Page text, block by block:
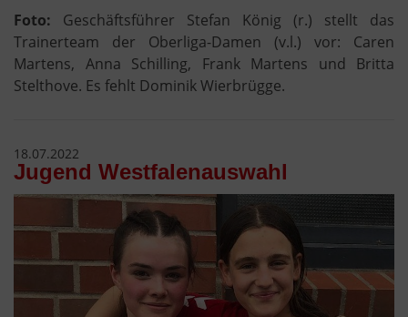
Foto: Geschäftsführer Stefan König (r.) stellt das
Trainerteam der Oberliga-Damen (v.l.) vor: Caren
Martens, Anna Schilling, Frank Martens und Britta
Stelthove. Es fehlt Dominik Wierbrügge.
18.07.2022
Jugend Westfalenauswahl